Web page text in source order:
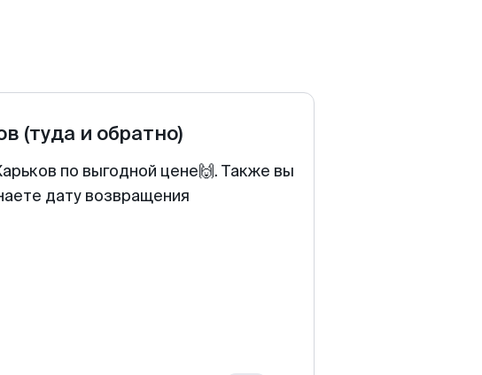
(туда и обратно)
по выгодной цене🙌. Также вы
дату возвращения